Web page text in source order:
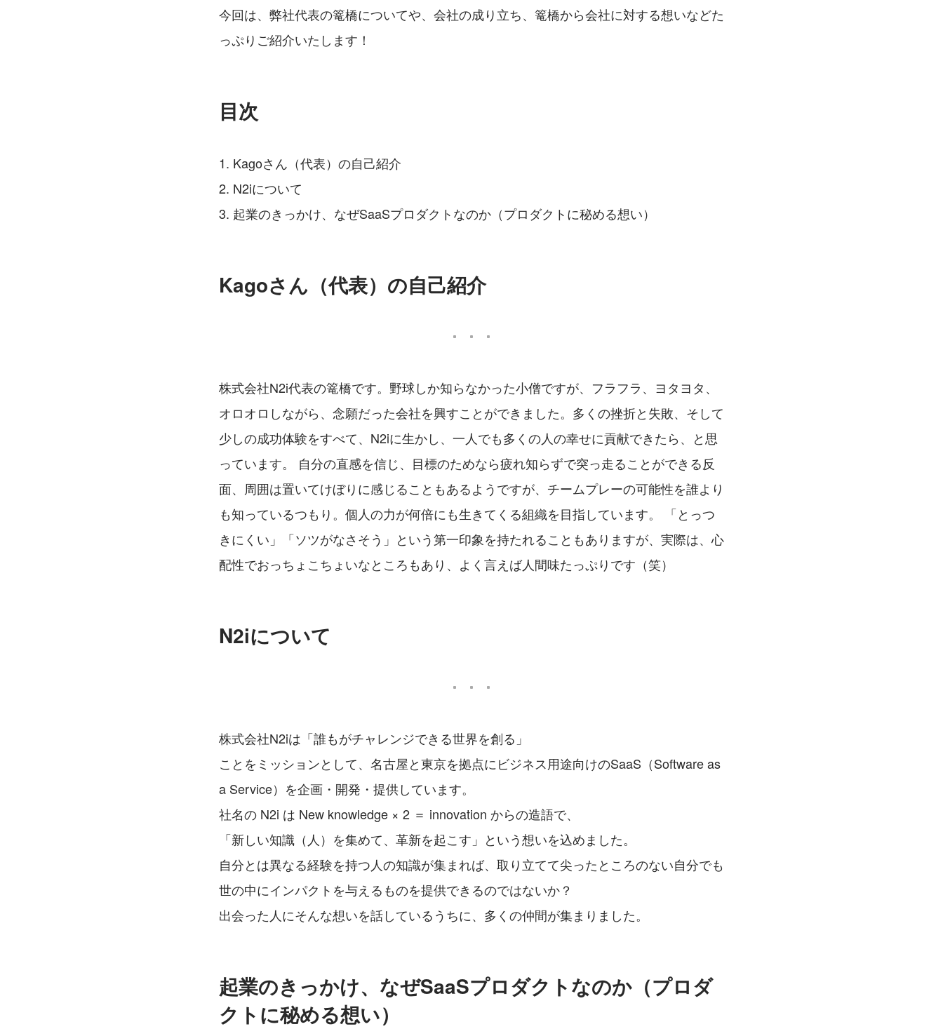
今回は、弊社代表の篭橋についてや、会社の成り立ち、篭橋から会社に対する想いなどた
っぷりご紹介いたします！
目次
Kagoさん（代表）の自己紹介
N2iについて
起業のきっかけ、なぜSaaSプロダクトなのか（プロダクトに秘める想い）
Kagoさん（代表）の自己紹介
株式会社N2i代表の篭橋です。野球しか知らなかった小僧ですが、フラフラ、ヨタヨタ、
オロオロしながら、念願だった会社を興すことができました。多くの挫折と失敗、そして
少しの成功体験をすべて、N2iに生かし、一人でも多くの人の幸せに貢献できたら、と思
っています。 自分の直感を信じ、目標のためなら疲れ知らずで突っ走ることができる反
面、周囲は置いてけぼりに感じることもあるようですが、チームプレーの可能性を誰より
も知っているつもり。個人の力が何倍にも生きてくる組織を目指しています。 「とっつ
きにくい」「ソツがなさそう」という第一印象を持たれることもありますが、実際は、心
配性でおっちょこちょいなところもあり、よく言えば人間味たっぷりです（笑）
N2iについて
株式会社N2iは「誰もがチャレンジできる世界を創る」
ことをミッションとして、名古屋と東京を拠点にビジネス用途向けのSaaS（Software as
a Service）を企画・開発・提供しています。
社名の N2i は New knowledge × 2 ＝ innovation からの造語で、
「新しい知識（人）を集めて、革新を起こす」という想いを込めました。
自分とは異なる経験を持つ人の知識が集まれば、取り立てて尖ったところのない自分でも
世の中にインパクトを与えるものを提供できるのではないか？
出会った人にそんな想いを話しているうちに、多くの仲間が集まりました。
起業のきっかけ、なぜSaaSプロダクトなのか（プロダ
クトに秘める想い）